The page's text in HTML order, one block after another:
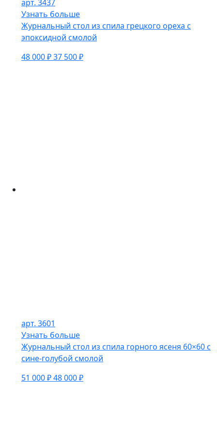
арт. 3437
Узнать больше
Журнальный стол из спила грецкого ореха с
эпоксидной смолой
48 000 ₽37 500 ₽
арт. 3601
Узнать больше
Журнальный стол из спила горного ясеня 60×60 с
сине-голубой смолой
51 000 ₽48 000 ₽